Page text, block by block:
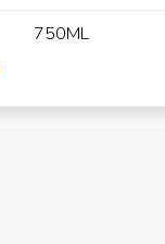
750ML